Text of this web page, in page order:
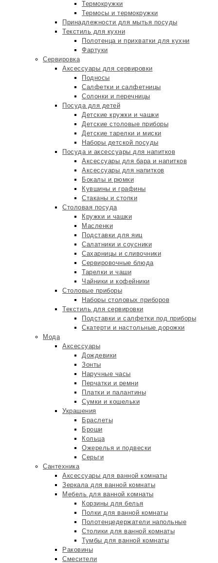
Термокружки
Термосы и термокружки
Принадлежности для мытья посуды
Текстиль для кухни
Полотенца и прихватки для кухни
Фартуки
Сервировка
Аксессуары для сервировки
Подносы
Салфетки и салфетницы
Солонки и перечницы
Посуда для детей
Детские кружки и чашки
Детские столовые приборы
Детские тарелки и миски
Наборы детской посуды
Посуда и аксессуары для напитков
Аксессуары для бара и напитков
Аксессуары для напитков
Бокалы и рюмки
Кувшины и графины
Стаканы и стопки
Столовая посуда
Кружки и чашки
Масленки
Подставки для яиц
Салатники и соусники
Сахарницы и сливочники
Сервировочные блюда
Тарелки и чаши
Чайники и кофейники
Столовые приборы
Наборы столовых приборов
Текстиль для сервировки
Подставки и салфетки под приборы
Скатерти и настольные дорожки
Мода
Аксессуары
Дождевики
Зонты
Наручные часы
Перчатки и ремни
Платки и палантины
Сумки и кошельки
Украшения
Браслеты
Броши
Кольца
Ожерелья и подвески
Серьги
Сантехника
Аксессуары для ванной комнаты
Зеркала для ванной комнаты
Мебель для ванной комнаты
Корзины для белья
Полки для ванной комнаты
Полотенцедержатели напольные
Столики для ванной комнаты
Тумбы для ванной комнаты
Раковины
Смесители